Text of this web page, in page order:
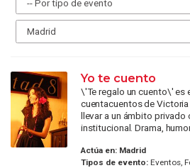
Yo te cuento
\'Te regalo un cuento\' es
cuentacuentos de
llevar a un ámbito privado
institucional. Drama,
Actúa en: Madrid
Tipos de evento:Eventos,